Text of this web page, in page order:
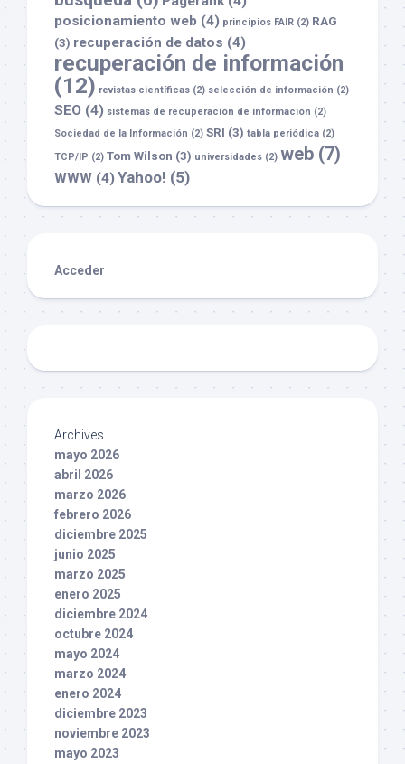
posicionamiento web (4) principios FAIR (2) RAG
(3) recuperación de datos (4)
recuperación de información
(12) revistas científicas (2) selección de información (2)
SEO (4) sistemas de recuperación de información (2)
Sociedad de la Información (2) SRI (3) tabla periódica (2)
TCP/IP (2) Tom Wilson (3) universidades (2) web (7)
WWW (4)Yahoo! (5)
Acceder
Archives
mayo 2026
abril 2026
marzo 2026
febrero 2026
diciembre 2025
junio 2025
marzo 2025
enero 2025
diciembre 2024
octubre 2024
mayo 2024
marzo 2024
enero 2024
diciembre 2023
noviembre 2023
mayo 2023